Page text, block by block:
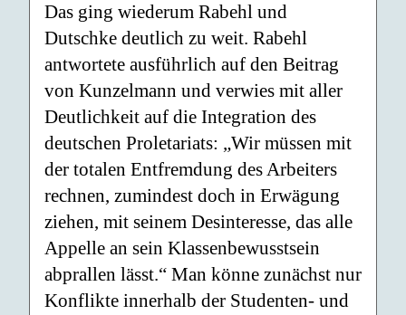
Das ging wiederum Rabehl und
Dutschke deutlich zu weit. Rabehl
antwortete ausführlich auf den Beitrag
von Kunzelmann und verwies mit aller
Deutlichkeit auf die Integration des
deutschen Proletariats: „Wir müssen mit
der totalen Entfremdung des Arbeiters
rechnen, zumindest doch in Erwägung
ziehen, mit seinem Desinteresse, das alle
Appelle an sein Klassenbewusstsein
abprallen lässt.“ Man könne zunächst nur
Konflikte innerhalb der Studenten- und